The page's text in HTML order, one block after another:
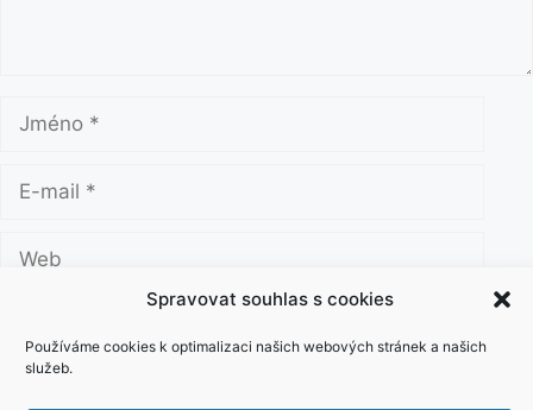
Uložit do prohlížeče jméno, e-mail a webovou
stránku pro budoucí komentáře.
Spravovat souhlas s cookies
Používáme cookies k optimalizaci našich webových stránek a našich
služeb.